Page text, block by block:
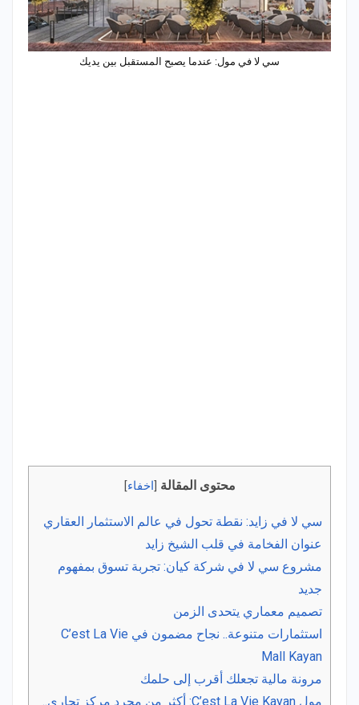
سي لا في مول: عندما يصبح المستقبل بين يديك
محتوى المقالة اخفاء
سي لا في زايد: نقطة تحول في عالم الاستثمار العقاري
عنوان الفخامة في قلب الشيخ زايد
مشروع سي لا في شركة كيان: تجربة تسوق بمفهوم
جديد
تصميم معماري يتحدى الزمن
استثمارات متنوعة.. نجاح مضمون في C’est La Vie
Mall Kayan
مرونة مالية تجعلك أقرب إلى حلمك
مول C’est La Vie Kayan: أكثر من مجرد مركز تجاري..